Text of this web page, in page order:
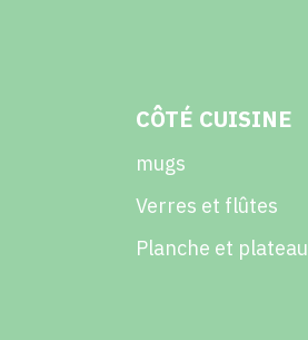
CÔTÉ CUISINE
mugs
Verres et flûtes
Planche et plateau